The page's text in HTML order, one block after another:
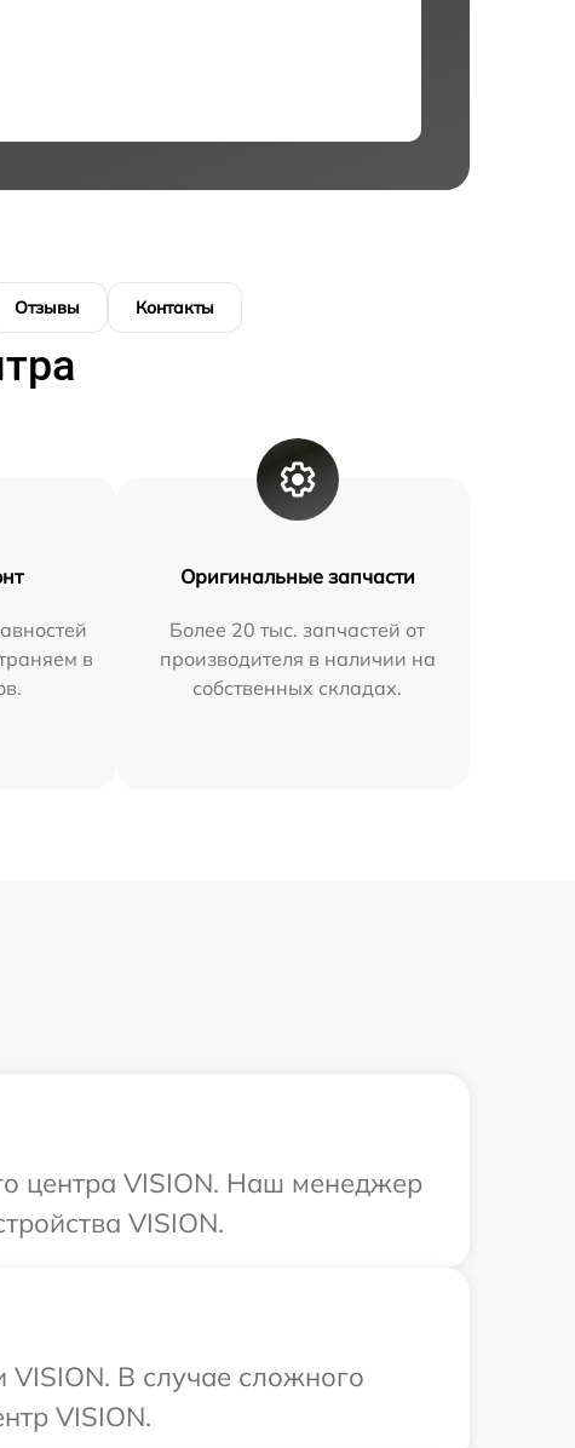
Отзывы Контакты
в
Оригинальные запчасти
Более 20 тыс. запчастей от
производителя в наличии на
собственных складах.
центра VISION. Наш менеджер
VISION.
В случае сложного
VISION.